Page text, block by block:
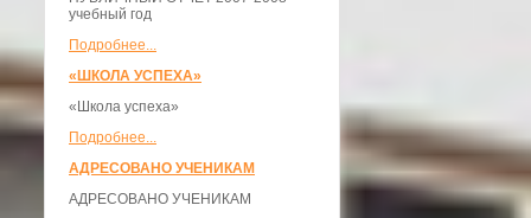
учебный год
Подробнее...
«ШКОЛА УСПЕХА»
«Школа успеха»
Подробнее...
АДРЕСОВАНО УЧЕНИКАМ
АДРЕСОВАНО УЧЕНИКАМ